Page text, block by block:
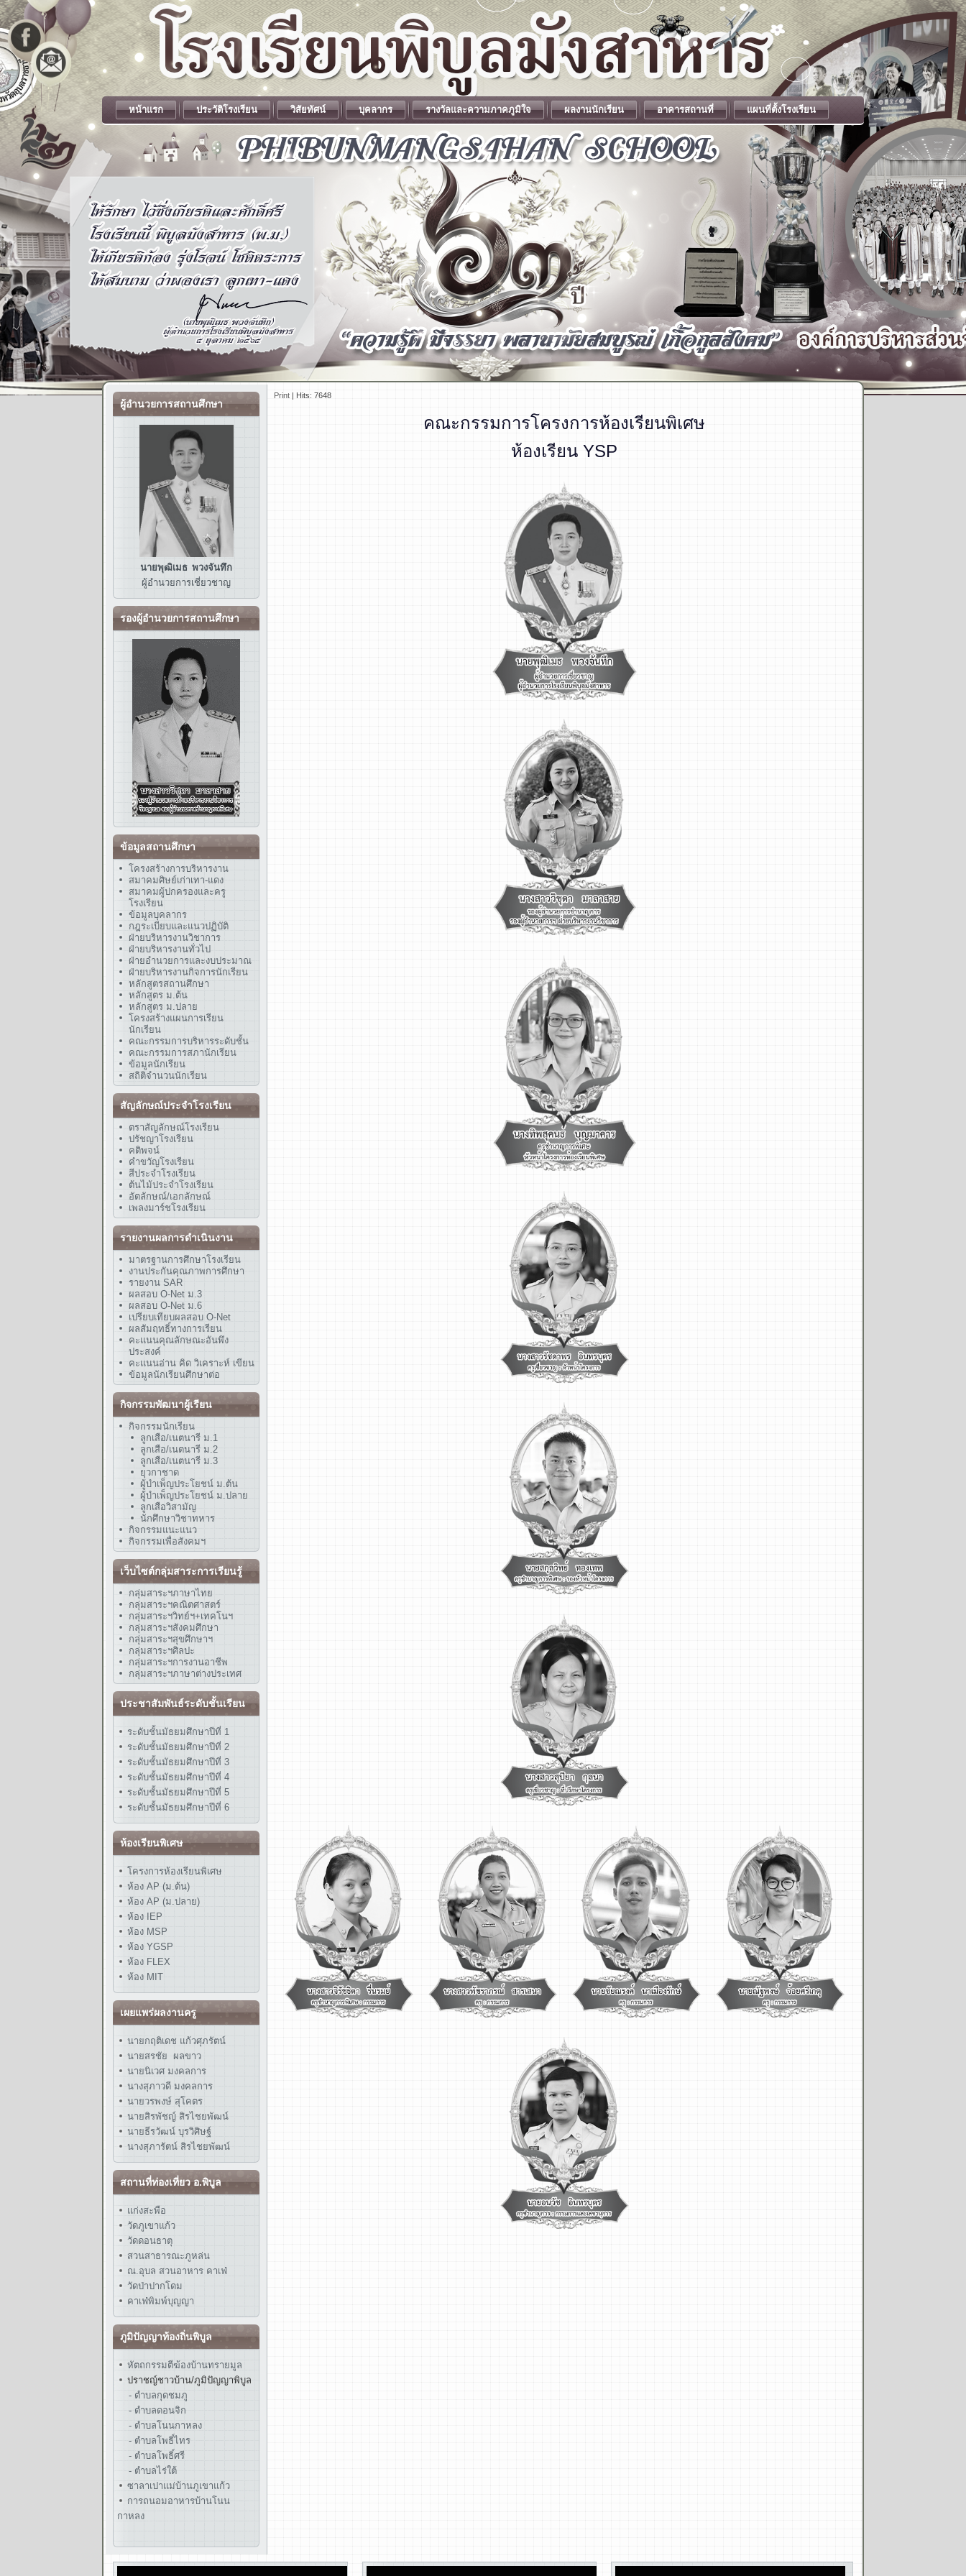
.
.
หน้าแรก ประวัติโรงเรียน วิสัยทัศน์ บุคลากร รางวัลและความภาคภูมิใจ ผลงานนักเรียน อาคารสถานที่ แผนที่ตั้งโรงเรียน
ผู้อำนวยการสถานศึกษา
นายพุฒิเมธ พวงจันทึก
ผู้อำนวยการเชี่ยวชาญ
รองผู้อำนวยการสถานศึกษา
ข้อมูลสถานศึกษา
โครงสร้างการบริหารงาน
สมาคมศิษย์เก่าเทา-แดง
สมาคมผู้ปกครองและครู
โรงเรียน
ข้อมูลบุคลากร
กฎระเบียบและแนวปฏิบัติ
ฝ่ายบริหารงานวิชาการ
ฝ่ายบริหารงานทั่วไป
ฝ่ายอำนวยการและงบประมาณ
ฝ่ายบริหารงานกิจการนักเรียน
หลักสูตรสถานศึกษา
หลักสูตร ม.ต้น
หลักสูตร ม.ปลาย
โครงสร้างแผนการเรียน
นักเรียน
คณะกรรมการบริหารระดับชั้น
คณะกรรมการสภานักเรียน
ข้อมูลนักเรียน
สถิติจำนวนนักเรียน
สัญลักษณ์ประจำโรงเรียน
ตราสัญลักษณ์โรงเรียน
ปรัชญาโรงเรียน
คติพจน์
คำขวัญโรงเรียน
สีประจำโรงเรียน
ต้นไม้ประจำโรงเรียน
อัตลักษณ์/เอกลักษณ์
เพลงมาร์ชโรงเรียน
รายงานผลการดำเนินงาน
มาตรฐานการศึกษาโรงเรียน
งานประกันคุณภาพการศึกษา
รายงาน SAR
ผลสอบ O-Net ม.3
ผลสอบ O-Net ม.6
เปรียบเทียบผลสอบ O-Net
ผลสัมฤทธิ์ทางการเรียน
คะแนนคุณลักษณะอันพึง
ประสงค์
คะแนนอ่าน คิด วิเคราะห์ เขียน
ข้อมูลนักเรียนศึกษาต่อ
กิจกรรมพัฒนาผู้เรียน
กิจกรรมนักเรียน
ลูกเสือ/เนตนารี ม.1
ลูกเสือ/เนตนารี ม.2
ลูกเสือ/เนตนารี ม.3
ยุวกาชาด
ผู้บำเพ็ญประโยชน์ ม.ต้น
ผู้บำเพ็ญประโยชน์ ม.ปลาย
ลูกเสือวิสามัญ
นักศึกษาวิชาทหาร
กิจกรรมแนะแนว
กิจกรรมเพื่อสังคมฯ
เว็บไซต์กลุ่มสาระการเรียนรู้
กลุ่มสาระฯภาษาไทย
กลุ่มสาระฯคณิตศาสตร์
กลุ่มสาระฯวิทย์ฯ+เทคโนฯ
กลุ่มสาระฯสังคมศึกษา
กลุ่มสาระฯสุขศึกษาฯ
กลุ่มสาระฯศิลปะ
กลุ่มสาระฯการงานอาชีพ
กลุ่มสาระฯภาษาต่างประเทศ
ประชาสัมพันธ์ระดับชั้นเรียน
ระดับชั้นมัธยมศึกษาปีที่ 1
ระดับชั้นมัธยมศึกษาปีที่ 2
ระดับชั้นมัธยมศึกษาปีที่ 3
ระดับชั้นมัธยมศึกษาปีที่ 4
ระดับชั้นมัธยมศึกษาปีที่ 5
ระดับชั้นมัธยมศึกษาปีที่ 6
ห้องเรียนพิเศษ
โครงการห้องเรียนพิเศษ
ห้อง AP (ม.ต้น)
ห้อง AP (ม.ปลาย)
ห้อง IEP
ห้อง MSP
ห้อง YGSP
ห้อง FLEX
ห้อง MIT
เผยแพร่ผลงานครู
นายกฤติเดช แก้วศุภรัตน์
นายสรชัย ผลขาว
นายนิเวศ มงคลการ
นางสุภาวดี มงคลการ
นายวรพงษ์ สุโคตร
นายสิรพัชญ์ สิรไชยพัฒน์
นายธีรวัฒน์ บุรวิศิษฐ์
นางสุภารัตน์ สิรไชยพัฒน์
สถานที่ท่องเที่ยว อ.พิบูล
แก่งสะพือ
วัดภูเขาแก้ว
วัดดอนธาตุ
สวนสาธารณะภูหล่น
ณ.อุบล สวนอาหาร คาเฟ่
วัดป่าปากโดม
คาเฟ่พิมพ์บุญญา
ภูมิปัญญาท้องถิ่นพิบูล
หัตถกรรมตีฆ้องบ้านทรายมูล
ปราชญ์ชาวบ้าน/ภูมิปัญญาพิบูล
- ตำบลกุดชมภู
- ตำบลดอนจิก
- ตำบลโนนกาหลง
- ตำบลโพธิ์ไทร
- ตำบลโพธิ์ศรี
- ตำบลไร่ใต้
ซาลาเปาแม่บ้านภูเขาแก้ว
การถนอมอาหารบ้านโนน
กาหลง
Print | Hits: 7648
คณะกรรมการโครงการห้องเรียนพิเศษ
ห้องเรียน YSP